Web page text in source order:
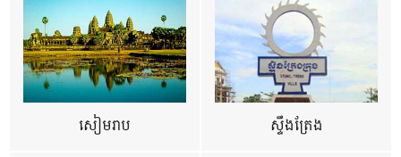
សៀមរាប ស្ទឹងត្រែង